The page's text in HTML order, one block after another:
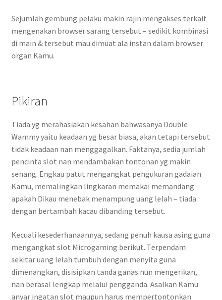
Sejumlah gembung pelaku makin rajin mengakses terkait
mengenakan browser sarang tersebut – sedikit kombinasi
di main & tersebut mau dimuat ala instan dalam browser
organ Kamu.
Pikiran
Tiada yg merahasiakan kesahan bahwasanya Double
Wammy yaitu keadaan yg besar biasa, akan tetapi tersebut
tidak keadaan nan menggagalkan. Faktanya, sedia jumlah
pencinta slot nan mendambakan tontonan yg makin
senang. Engkau patut mengangkat pengukuran gadaian
Kamu, memalingkan lingkaran memakai memandang
apakah Dikau menebak menampung uang lelah – tiada
dengan bertambah kacau dibanding tersebut.
Kecuali kesederhanaannya, sedang penuh kausa asing guna
mengangkat slot Microgaming berikut. Terpendam
sekitar uang lelah tumbuh dengan menyita guna
dimenangkan, disisipkan tanda ganas nun mengerikan,
nan berasal lengkap melalui pengganda. Asalkan Kamu
anyar ingatan slot maupun harus mempertontonkan